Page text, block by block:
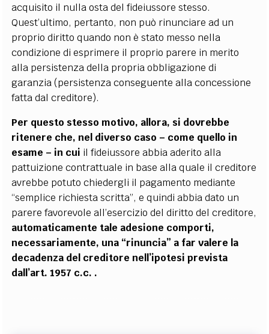
acquisito il nulla osta del fideiussore stesso.
Quest’ultimo, pertanto, non può rinunciare ad un
proprio diritto quando non è stato messo nella
condizione di esprimere il proprio parere in merito
alla persistenza della propria obbligazione di
garanzia (persistenza conseguente alla concessione
fatta dal creditore).
Per questo stesso motivo, allora, si dovrebbe
ritenere che, nel diverso caso – come quello in
esame – in cui il fideiussore abbia aderito alla
pattuizione contrattuale in base alla quale il creditore
avrebbe potuto chiedergli il pagamento mediante
“semplice richiesta scritta”, e quindi abbia dato un
parere favorevole all’esercizio del diritto del creditore,
automaticamente tale adesione comporti,
necessariamente, una “rinuncia” a far valere la
decadenza del creditore nell’ipotesi prevista
dall’art. 1957 c.c. .